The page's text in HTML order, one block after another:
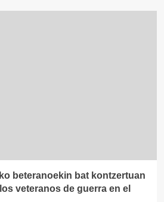
beteranoekin bat kontzertuan
veteranos de guerra en el